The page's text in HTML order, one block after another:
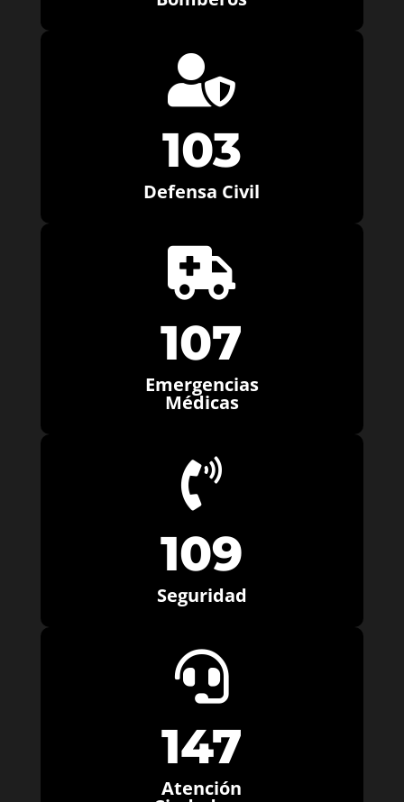

103
Defensa Civil

107
Emergencias
Médicas

109
Seguridad

147
Atención